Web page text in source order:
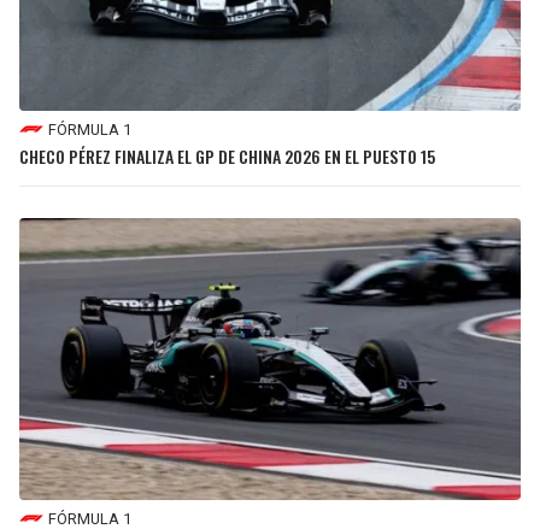
FÓRMULA 1
CHECO PÉREZ FINALIZA EL GP DE CHINA 2026 EN EL PUESTO 15
FÓRMULA 1